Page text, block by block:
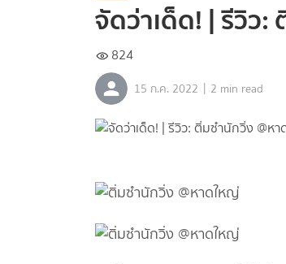
จัดว่าเด็ด! | รีวิว
824
15 ก.ค. 2022 | 2 min read